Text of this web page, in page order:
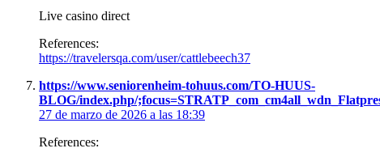
Live casino direct
References:
https://travelersqa.com/user/cattlebeech37
https://www.seniorenheim-tohuus.com/TO-HUUS-
BLOG/index.php/
27 de marzo de 2026 a las 18:39
References: